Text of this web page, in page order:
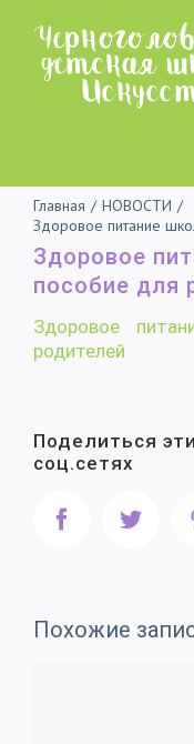
content
Главная / НОВОСТИ /
Здоровое питание
Здоровое
пособие для
Здоровое
родителей
Поделиться
соц.сетях
Facebook
Похожие